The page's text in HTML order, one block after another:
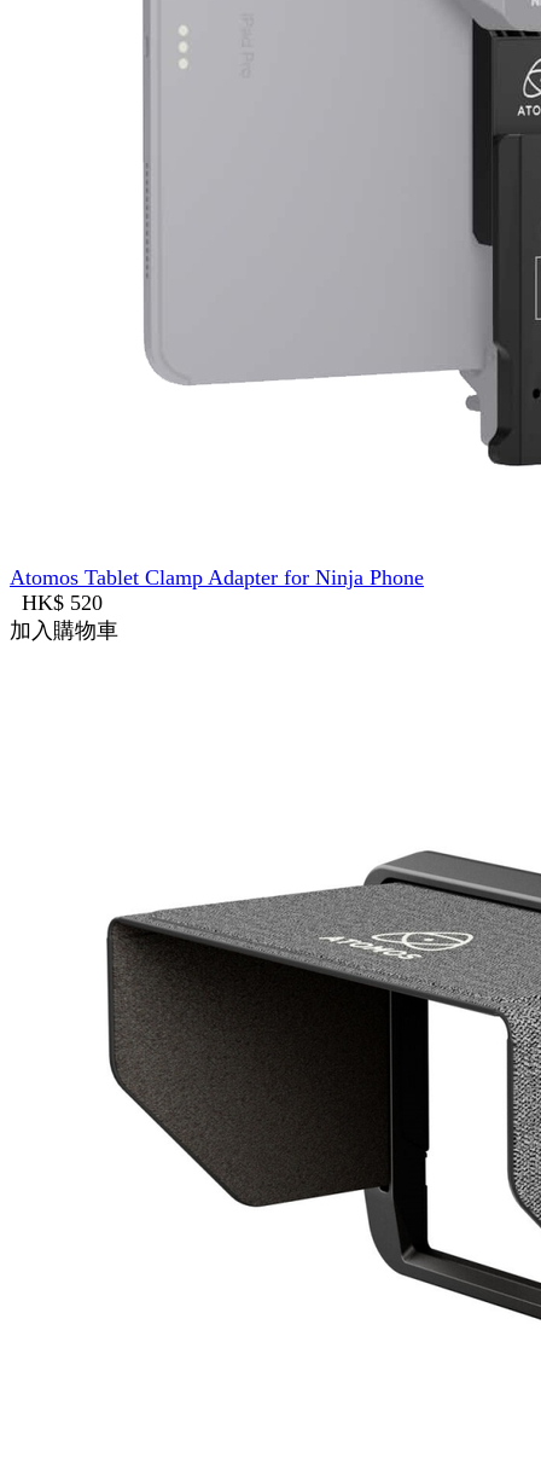
Atomos Tablet Clamp Adapter for Ninja Phone
HK$ 520
加入購物車